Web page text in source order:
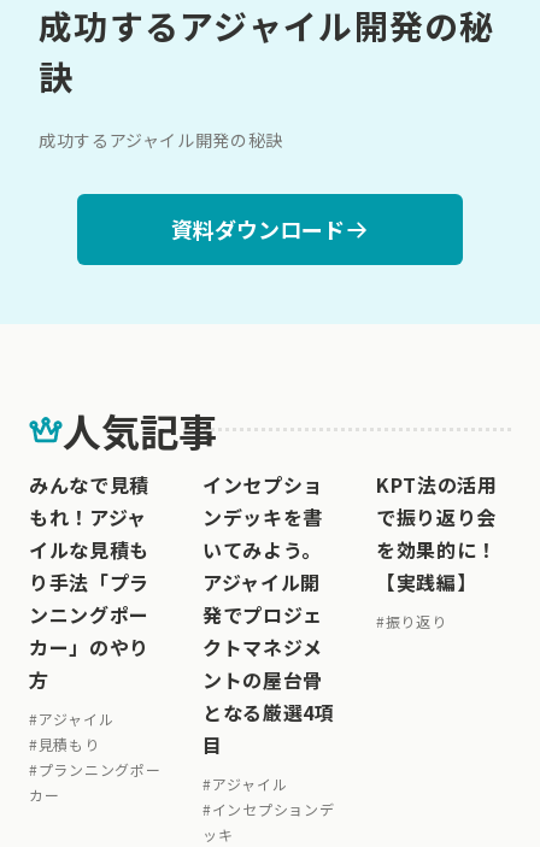
成功するアジャイル開発の秘
訣
成功するアジャイル開発の秘訣
資料ダウンロード
人気記事
みんなで見積
もれ！アジャ
イルな見積も
り手法「プラ
ンニングポー
カー」のやり
方
#アジャイル
#見積もり
#プランニングポー
カー
インセプショ
ンデッキを書
いてみよう。
アジャイル開
発でプロジェ
クトマネジメ
ントの屋台骨
となる厳選4項
目
#アジャイル
#インセプションデ
ッキ
KPT法の活用
で振り返り会
を効果的に！
【実践編】
#振り返り